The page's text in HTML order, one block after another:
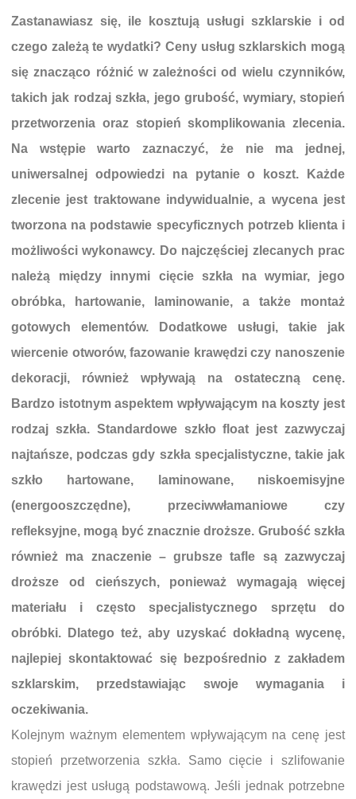
Zastanawiasz się, ile kosztują usługi szklarskie i od
czego zależą te wydatki? Ceny usług szklarskich mogą
się znacząco różnić w zależności od wielu czynników,
takich jak rodzaj szkła, jego grubość, wymiary, stopień
przetworzenia oraz stopień skomplikowania zlecenia.
Na wstępie warto zaznaczyć, że nie ma jednej,
uniwersalnej odpowiedzi na pytanie o koszt. Każde
zlecenie jest traktowane indywidualnie, a wycena jest
tworzona na podstawie specyficznych potrzeb klienta i
możliwości wykonawcy. Do najczęściej zlecanych prac
należą między innymi cięcie szkła na wymiar, jego
obróbka, hartowanie, laminowanie, a także montaż
gotowych elementów. Dodatkowe usługi, takie jak
wiercenie otworów, fazowanie krawędzi czy nanoszenie
dekoracji, również wpływają na ostateczną cenę.
Bardzo istotnym aspektem wpływającym na koszty jest
rodzaj szkła. Standardowe szkło float jest zazwyczaj
najtańsze, podczas gdy szkła specjalistyczne, takie jak
szkło hartowane, laminowane, niskoemisyjne
(energooszczędne), przeciwwłamaniowe czy
refleksyjne, mogą być znacznie droższe. Grubość szkła
również ma znaczenie – grubsze tafle są zazwyczaj
droższe od cieńszych, ponieważ wymagają więcej
materiału i często specjalistycznego sprzętu do
obróbki. Dlatego też, aby uzyskać dokładną wycenę,
najlepiej skontaktować się bezpośrednio z zakładem
szklarskim, przedstawiając swoje wymagania i
oczekiwania.
Kolejnym ważnym elementem wpływającym na cenę jest
stopień przetworzenia szkła. Samo cięcie i szlifowanie
krawędzi jest usługą podstawową. Jeśli jednak potrzebne